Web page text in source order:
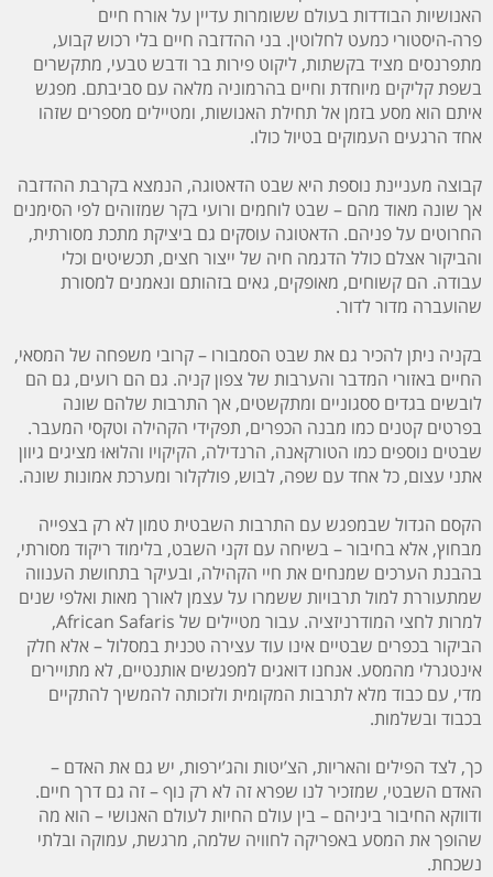
האנושיות הבודדות בעולם ששומרות עדיין על אורח חיים
פרה-היסטורי כמעט לחלוטין. בני ההדזבה חיים בלי רכוש קבוע,
מתפרנסים מציד בקשתות, ליקוט פירות בר ודבש טבעי, מתקשרים
בשפת קליקים מיוחדת וחיים בהרמוניה מלאה עם סביבתם. מפגש
איתם הוא מסע בזמן אל תחילת האנושות, ומטיילים מספרים שזהו
אחד הרגעים העמוקים בטיול כולו.
קבוצה מעניינת נוספת היא שבט הדאטוגה, הנמצא בקרבת ההדזבה
אך שונה מאוד מהם – שבט לוחמים ורועי בקר שמזוהים לפי הסימנים
החרוטים על פניהם. הדאטוגה עוסקים גם ביציקת מתכת מסורתית,
והביקור אצלם כולל הדגמה חיה של ייצור חצים, תכשיטים וכלי
עבודה. הם קשוחים, מאופקים, גאים בזהותם ונאמנים למסורת
שהועברה מדור לדור.
בקניה ניתן להכיר גם את שבט הסמבורו – קרובי משפחה של המסאי,
החיים באזורי המדבר והערבות של צפון קניה. גם הם רועים, גם הם
לובשים בגדים ססגוניים ומתקשטים, אך התרבות שלהם שונה
בפרטים קטנים כמו מבנה הכפרים, תפקידי הקהילה וטקסי המעבר.
שבטים נוספים כמו הטורקאנה, הרנדילה, הקיקויו והלוּאוּ מציגים גיוון
אתני עצום, כל אחד עם שפה, לבוש, פולקלור ומערכת אמונות שונה.
הקסם הגדול שבמפגש עם התרבות השבטית טמון לא רק בצפייה
מבחוץ, אלא בחיבור – בשיחה עם זקני השבט, בלימוד ריקוד מסורתי,
בהבנת הערכים שמנחים את חיי הקהילה, ובעיקר בתחושת הענווה
שמתעוררת למול תרבויות ששמרו על עצמן לאורך מאות ואלפי שנים
למרות לחצי המודרניזציה. עבור מטיילים של African Safaris,
הביקור בכפרים שבטיים אינו עוד עצירה טכנית במסלול – אלא חלק
אינטגרלי מהמסע. אנחנו דואגים למפגשים אותנטיים, לא מתויירים
מדי, עם כבוד מלא לתרבות המקומית ולזכותה להמשיך להתקיים
בכבוד ובשלמות.
כך, לצד הפילים והאריות, הצ’יטות והג’ירפות, יש גם את האדם –
האדם השבטי, שמזכיר לנו שפרא זה לא רק נוף – זה גם דרך חיים.
ודווקא החיבור ביניהם – בין עולם החיות לעולם האנושי – הוא מה
שהופך את המסע באפריקה לחוויה שלמה, מרגשת, עמוקה ובלתי
נשכחת.